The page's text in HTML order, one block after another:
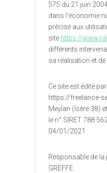
575 du 21 juin
dans l’économie
précisé aux
site https://
différents
sa réalisation et
Ce site est édité
https://freelance-
Meylan (Isère 38)
le n° SIRET 788
04/01/2021.
Responsable de
GREFFE